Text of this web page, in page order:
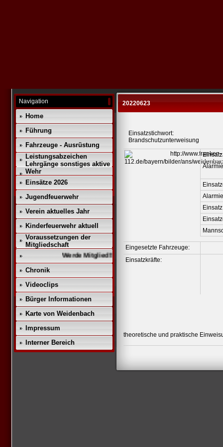
Navigation
Home
Führung
Fahrzeuge - Ausrüstung
Leistungsabzeichen
Lehrgänge sonstiges aktive
Wehr
Einsätze 2026
Jugendfeuerwehr
Verein aktuelles Jahr
Kinderfeuerwehr aktuell
Voraussetzungen der
Mitgliedschaft
Werde Mitglied!!
Chronik
Videoclips
Bürger Informationen
Karte von Weidenbach
Impressum
Interner Bereich
20220623
Einsatzstichwort:
Brandschutzunterweisung
Eingesetzte Fahrzeuge:
Einsatzkräfte:
theoretische und praktische